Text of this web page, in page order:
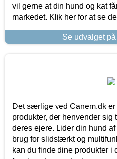
vil gerne at din hund og kat
markedet. Klik her for at se
Se udvalget
Det særlige ved Canem.dk
produkter, der henvender
deres ejere. Lider din hund
brug for slidstærkt og
kan du finde dine produkter i